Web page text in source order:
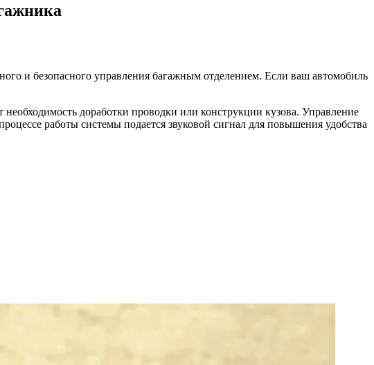
и безопасного управления багажным отделением. Если ваш автомобиль
доработки проводки или конструкции кузова. Управление
работы системы подается звуковой сигнал для повышения удобства